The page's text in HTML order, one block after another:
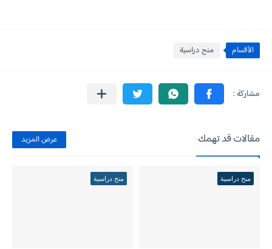
الأقسام منح دراسية
مقالات قد تهمك عرض المزيد
منح دراسية منح دراسية